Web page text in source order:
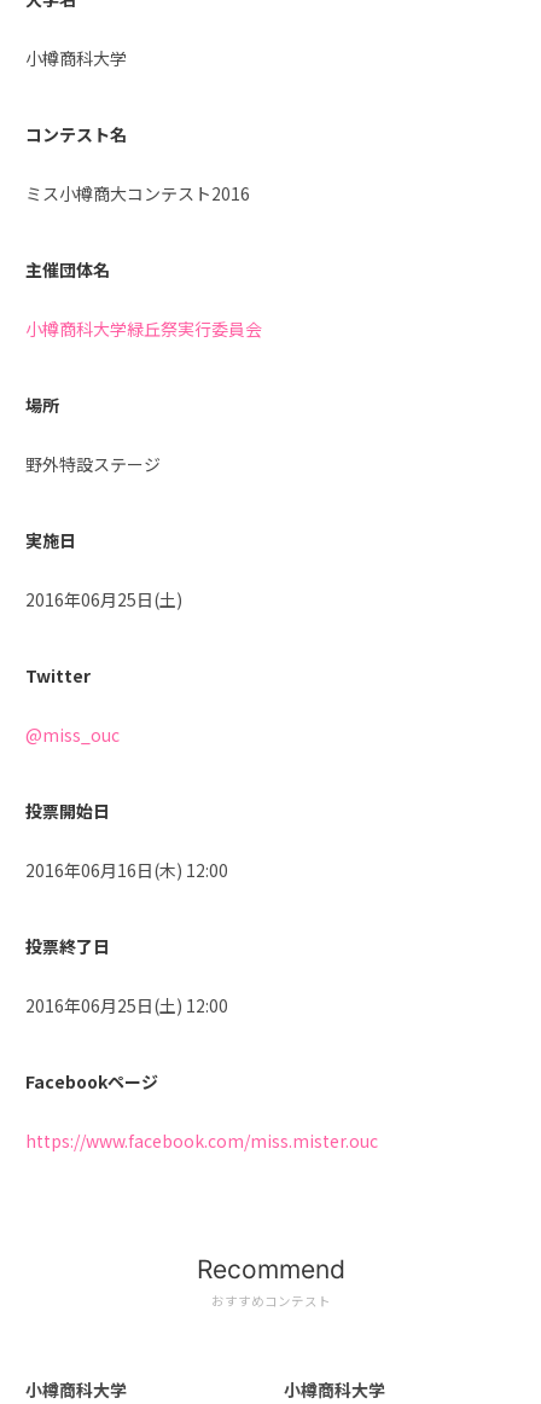
小樽商科大学
コンテスト名
ミス小樽商大コンテスト2016
主催団体名
小樽商科大学緑丘祭実行委員会
場所
野外特設ステージ
実施日
2016年06月25日(土)
Twitter
@miss_ouc
投票開始日
2016年06月16日(木) 12:00
投票終了日
2016年06月25日(土) 12:00
Facebookページ
https://www.facebook.com/miss.mister.ouc
Recommend
おすすめコンテスト
小樽商科大学 小樽商科大学